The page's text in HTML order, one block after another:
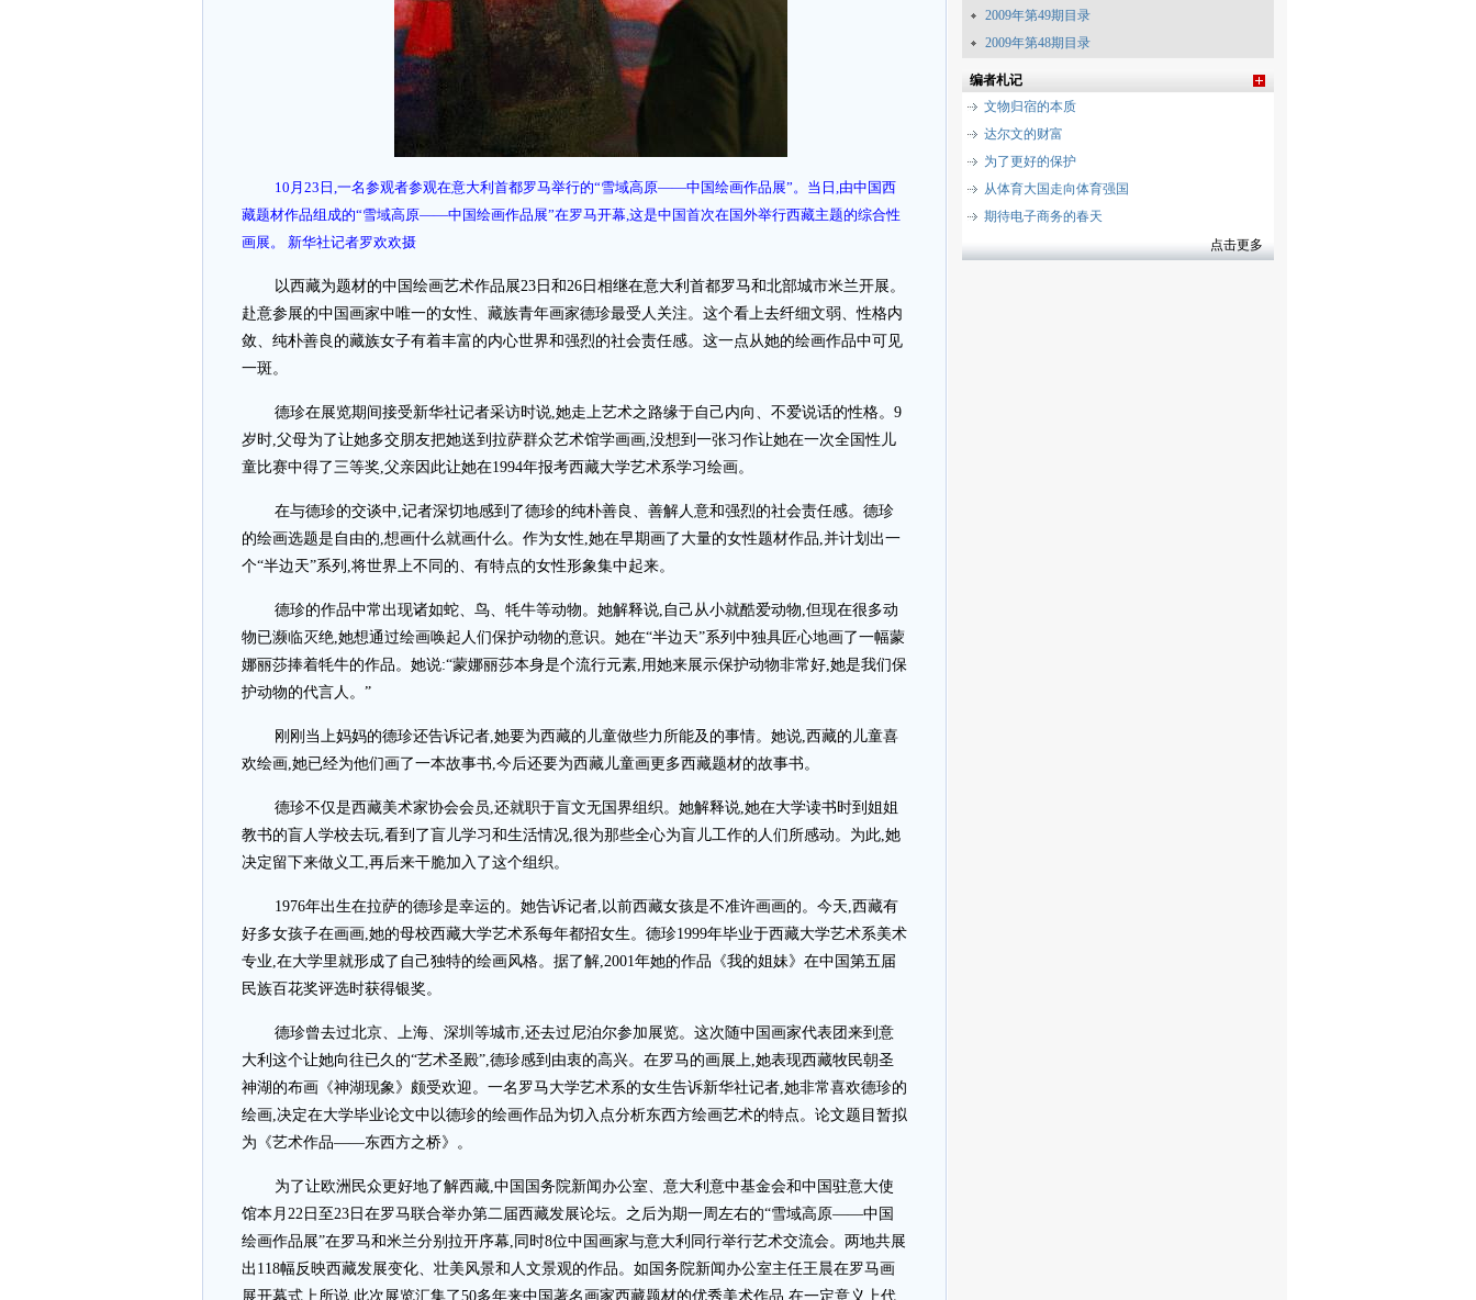
10月23日,一名参观者参观在意大利首都罗马举行的“雪域高原——中国绘画作品展”。当日,由中国西
藏题材作品组成的“雪域高原——中国绘画作品展”在罗马开幕,这是中国首次在国外举行西藏主题的综合性
画展。 新华社记者罗欢欢摄
以西藏为题材的中国绘画艺术作品展23日和26日相继在意大利首都罗马和北部城市米兰开展。
赴意参展的中国画家中唯一的女性、藏族青年画家德珍最受人关注。这个看上去纤细文弱、性格内
敛、纯朴善良的藏族女子有着丰富的内心世界和强烈的社会责任感。这一点从她的绘画作品中可见
一斑。
德珍在展览期间接受新华社记者采访时说,她走上艺术之路缘于自己内向、不爱说话的性格。9
岁时,父母为了让她多交朋友把她送到拉萨群众艺术馆学画画,没想到一张习作让她在一次全国性儿
童比赛中得了三等奖,父亲因此让她在1994年报考西藏大学艺术系学习绘画。
在与德珍的交谈中,记者深切地感到了德珍的纯朴善良、善解人意和强烈的社会责任感。德珍
的绘画选题是自由的,想画什么就画什么。作为女性,她在早期画了大量的女性题材作品,并计划出一
个“半边天”系列,将世界上不同的、有特点的女性形象集中起来。
德珍的作品中常出现诸如蛇、鸟、牦牛等动物。她解释说,自己从小就酷爱动物,但现在很多动
物已濒临灭绝,她想通过绘画唤起人们保护动物的意识。她在“半边天”系列中独具匠心地画了一幅蒙
娜丽莎捧着牦牛的作品。她说:“蒙娜丽莎本身是个流行元素,用她来展示保护动物非常好,她是我们保
护动物的代言人。”
刚刚当上妈妈的德珍还告诉记者,她要为西藏的儿童做些力所能及的事情。她说,西藏的儿童喜
欢绘画,她已经为他们画了一本故事书,今后还要为西藏儿童画更多西藏题材的故事书。
德珍不仅是西藏美术家协会会员,还就职于盲文无国界组织。她解释说,她在大学读书时到姐姐
教书的盲人学校去玩,看到了盲儿学习和生活情况,很为那些全心为盲儿工作的人们所感动。为此,她
决定留下来做义工,再后来干脆加入了这个组织。
1976年出生在拉萨的德珍是幸运的。她告诉记者,以前西藏女孩是不准许画画的。今天,西藏有
好多女孩子在画画,她的母校西藏大学艺术系每年都招女生。德珍1999年毕业于西藏大学艺术系美术
专业,在大学里就形成了自己独特的绘画风格。据了解,2001年她的作品《我的姐妹》在中国第五届
民族百花奖评选时获得银奖。
德珍曾去过北京、上海、深圳等城市,还去过尼泊尔参加展览。这次随中国画家代表团来到意
大利这个让她向往已久的“艺术圣殿”,德珍感到由衷的高兴。在罗马的画展上,她表现西藏牧民朝圣
神湖的布画《神湖现象》颇受欢迎。一名罗马大学艺术系的女生告诉新华社记者,她非常喜欢德珍的
绘画,决定在大学毕业论文中以德珍的绘画作品为切入点分析东西方绘画艺术的特点。论文题目暂拟
为《艺术作品——东西方之桥》。
为了让欧洲民众更好地了解西藏,中国国务院新闻办公室、意大利意中基金会和中国驻意大使
馆本月22日至23日在罗马联合举办第二届西藏发展论坛。之后为期一周左右的“雪域高原——中国
绘画作品展”在罗马和米兰分别拉开序幕,同时8位中国画家与意大利同行举行艺术交流会。两地共展
出118幅反映西藏发展变化、壮美风景和人文景观的作品。如国务院新闻办公室主任王晨在罗马画
展开幕式上所说,此次展览汇集了50多年来中国著名画家西藏题材的优秀美术作品,在一定意义上代
2009年第49期目录
2009年第48期目录
编者札记
文物归宿的本质
达尔文的财富
为了更好的保护
从体育大国走向体育强国
期待电子商务的春天
点击更多